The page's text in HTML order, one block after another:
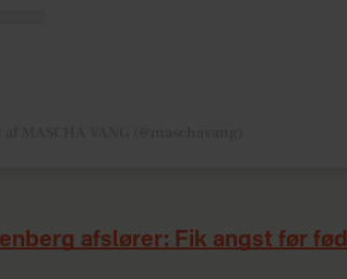
afslører: Fik angst før